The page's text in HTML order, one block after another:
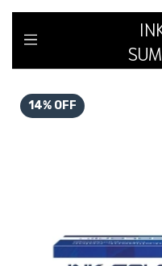
14% OFF